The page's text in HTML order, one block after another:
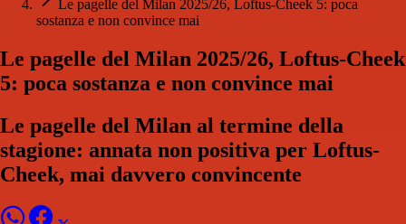
Le pagelle del Milan 2025/26, Loftus-Cheek 5: poca
sostanza e non convince mai
Le pagelle del Milan 2025/26, Loftus-Cheek
5: poca sostanza e non convince mai
Le pagelle del Milan al termine della
stagione: annata non positiva per Loftus-
Cheek, mai davvero convincente